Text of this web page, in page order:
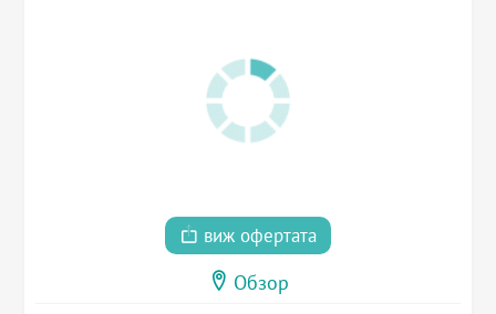
виж офертата
Обзор